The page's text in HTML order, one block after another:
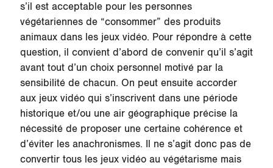
s’il est acceptable pour les personnes
végétariennes de “consommer” des produits
animaux dans les jeux vidéo. Pour répondre à cette
question, il convient d’abord de convenir qu’il s’agit
avant tout d’un choix personnel motivé par la
sensibilité de chacun. On peut ensuite accorder
aux jeux vidéo qui s’inscrivent dans une période
historique et/ou une air géographique précise la
nécessité de proposer une certaine cohérence et
d’éviter les anachronismes. Il ne s’agit donc pas de
convertir tous les jeux vidéo au végétarisme mais